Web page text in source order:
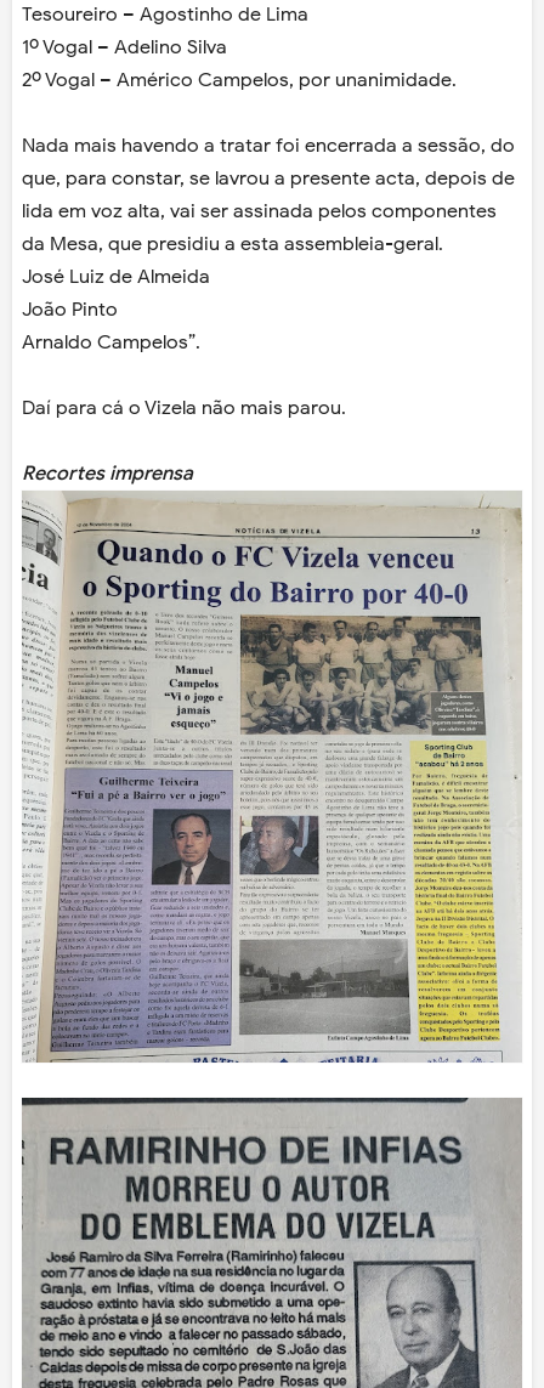
Tesoureiro – Agostinho de Lima
1º Vogal – Adelino Silva
2º Vogal – Américo Campelos, por unanimidade.
Nada mais havendo a tratar foi encerrada a sessão, do
que, para constar, se lavrou a presente acta, depois de
lida em voz alta, vai ser assinada pelos componentes
da Mesa, que presidiu a esta assembleia-geral.
José Luiz de Almeida
João Pinto
Arnaldo Campelos”.
Daí para cá o Vizela não mais parou.
Recortes imprensa